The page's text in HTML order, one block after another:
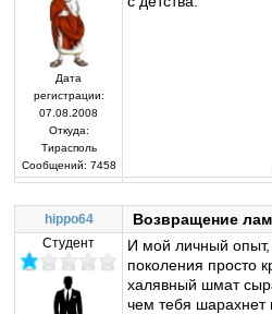
Дата
регистрации:
07.08.2008
Откуда:
Тирасполь
Сообщений: 7458
hippo64 Возвращение
Студент
И мой личный
поколения просто
халявный шмат
чем тебя шарахнет